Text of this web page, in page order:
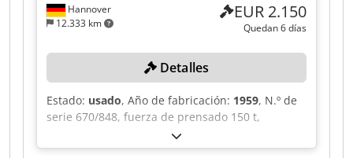
Hannover
12.333 km
EUR 2.150
Quedan 6 días
Detalles
Estado: usado, Año de fabricación: 1959, N.º de
serie 670/848, fuerza de prensado 150 t,
recorrido de seguimiento 30 mm, tiempo de
seguimiento 190 ms, barrera de luz, fabricante